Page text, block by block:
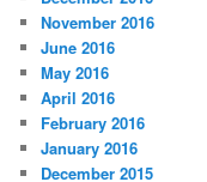
November 2016
June 2016
May 2016
April 2016
February 2016
January 2016
December 2015